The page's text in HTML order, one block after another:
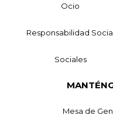
Ocio
Responsabilidad
Sociales
Mesa de